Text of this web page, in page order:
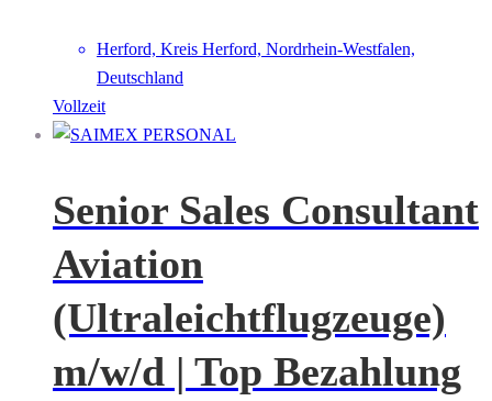
Herford, Kreis Herford, Nordrhein-Westfalen,
Deutschland
Vollzeit
Senior Sales Consultant
Aviation
(Ultraleichtflugzeuge)
m/w/d | Top Bezahlung